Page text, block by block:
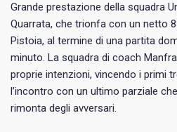
Grande prestazione della squadra
Quarrata, che trionfa con un netto
Pistoia, al termine di una partita
minuto. La squadra di coach
proprie intenzioni, vincendo i primi
l’incontro con un ultimo parziale
rimonta degli avversari.